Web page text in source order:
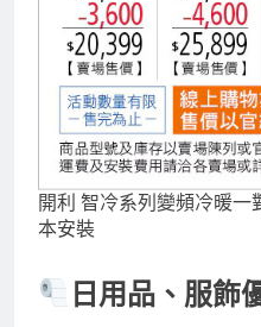
開利 智冷系列變頻冷暖一
本安裝
日用品、服飾